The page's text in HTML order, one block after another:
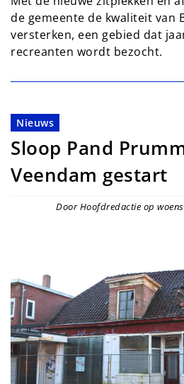
de gemeente de kwaliteit van
versterken, een gebied dat
recreanten wordt bezocht.
Nieuws
Sloop Pand
Veendam gestart
Door Hoofdredactie op